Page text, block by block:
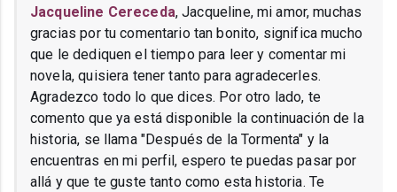
Jacqueline Cereceda, Jacqueline, mi amor, muchas
gracias por tu comentario tan bonito, significa mucho
que le dediquen el tiempo para leer y comentar mi
novela, quisiera tener tanto para agradecerles.
Agradezco todo lo que dices. Por otro lado, te
comento que ya está disponible la continuación de la
historia, se llama "Después de la Tormenta" y la
encuentras en mi perfil, espero te puedas pasar por
allá y que te guste tanto como esta historia. Te